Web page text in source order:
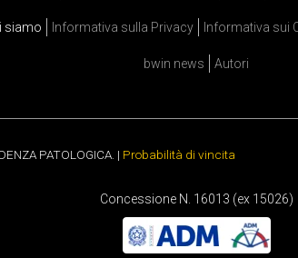
siamo Informativa sulla Privacy Informativa sui
bwin news Autori
PATOLOGICA. | Probabilità di vincita
Concessione N. 16013 (ex 15026)